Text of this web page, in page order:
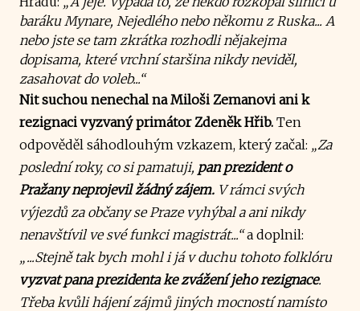
baráku Mynare, Nejedlého nebo někomu z Ruska... A
nebo jste se tam zkrátka rozhodli nějakejma
dopisama, které vrchní staršina nikdy neviděl,
zasahovat do voleb...“
Nit suchou nenechal na Miloši Zemanovi ani k
rezignaci vyzvaný primátor Zdeněk Hřib. Ten
odpověděl sáhodlouhým vzkazem, který začal: „Za
poslední roky, co si pamatuji, pan prezident o
Pražany neprojevil žádný zájem. V rámci svých
výjezdů za občany se Praze vyhýbal a ani nikdy
nenavštívil ve své funkci magistrát...“a doplnil:
„...Stejně tak bych mohl i já v duchu tohoto folklóru
vyzvat pana prezidenta ke zvážení jeho rezignace.
Třeba kvůli hájení zájmů jiných mocností namísto